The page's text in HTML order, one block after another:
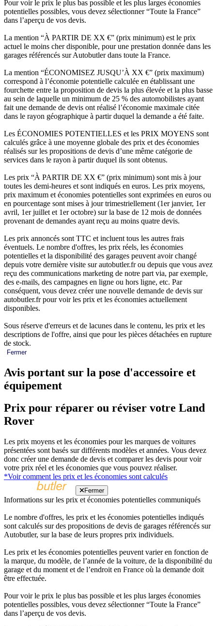
Pour voir le prix le plus bas possible et les plus larges économies
potentielles possibles, vous devez sélectionner “Toute la France”
dans l’aperçu de vos devis.
La mention “À PARTIR DE XX €” (prix minimum) est le prix
actuel le moins cher disponible, pour une prestation donnée dans les
garages référencés sur Autobutler dans toute la France.
La mention “ÉCONOMISEZ JUSQU’À XX €” (prix maximum)
correspond à l’économie potentielle calculée en établissant une
fourchette entre la proposition de devis la plus élevée et la plus basse
au sein de laquelle un minimum de 25 % des automobilistes ayant
fait une demande de devis ont réalisé l’économie maximale citée
dans le rayon géographique à partir duquel la demande a été faite.
Les ÉCONOMIES POTENTIELLES et les PRIX MOYENS sont
calculés grâce à une moyenne globale des prix et des économies
réalisés sur les propositions de devis d’une même catégorie de
services dans le rayon à partir duquel ils sont obtenus.
Les prix “À PARTIR DE XX €” (prix minimum) sont mis à jour
toutes les demi-heures et sont indiqués en euros. Les prix moyens,
prix maximum et économies potentielles sont exprimées en euros ou
en pourcentage sont mises à jour trimestriellement (1er janvier, 1er
avril, 1er juillet et 1er octobre) sur la base de 12 mois de données
provenant de demandes ayant reçu au moins quatre devis.
Les prix annoncés sont TTC et incluent tous les autres frais
éventuels. Le nombre d'offres, les prix réels, les économies
potentielles et la disponibilité des garages peuvent avoir changé
depuis votre dernière visite sur autobutler.fr ou depuis que vous avez
reçu des communications marketing de notre part via, par exemple,
des e-mails, des campagnes en ligne ou hors ligne, etc. Par
conséquent, vous devez créer une nouvelle demande de devis sur
autobutler.fr pour voir les prix et les économies actuellement
disponibles.
Sous réserve d'erreurs et de lacunes dans le contenu, les prix et les
descriptions de l'offre, ainsi que pour les pièces détachées en rupture
de stock.
Fermer
Avis portant sur la pose d'accessoire et
équipement
Prix pour réparer ou réviser votre Land
Rover
Les prix moyens et les économies pour les marques de voitures
présentées sont basés sur différents modèles et années. Vous devez
donc créer une demande de devis et comparer les devis pour voir
votre prix réel et les économies que vous pouvez réaliser.
*Voir comment les prix et les économies sont calculés
Fermer
Informations sur les prix et économies potentielles communiqués
Le nombre d'offres, les prix et les économies potentielles indiqués
sont calculés sur des propositions de devis de garages référencés sur
Autobutler, sur la base de leurs propres prix individuels.
Les prix et les économies potentielles peuvent varier en fonction de
la marque, du modèle, de l’année de la voiture, de la disponibilité du
garage et du moment et de l’endroit en France où la demande doit
être effectuée.
Pour voir le prix le plus bas possible et les plus larges économies
potentielles possibles, vous devez sélectionner “Toute la France”
dans l’aperçu de vos devis.